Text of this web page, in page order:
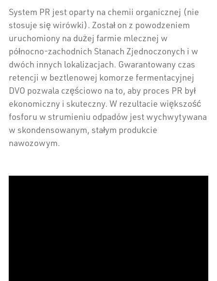
System PR jest oparty na chemii organicznej (nie
stosuje się wirówki). Został on z powodzeniem
uruchomiony na dużej farmie mlecznej w
północno-zachodnich Stanach Zjednoczonych i w
dwóch innych lokalizacjach. Gwarantowany czas
retencji w beztlenowej komorze fermentacyjnej
DVO pozwala częściowo na to, aby proces PR był
ekonomiczny i skuteczny. W rezultacie większość
fosforu w strumieniu odpadów jest wychwytywana
w skondensowanym, stałym produkcie
nawozowym.